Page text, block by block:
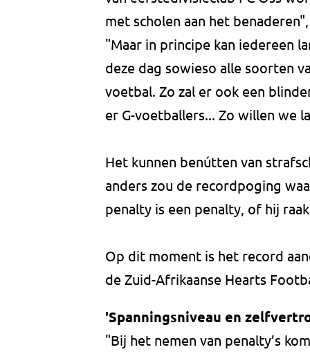
met scholen aan het
"Maar in principe kan iedereen
deze dag sowieso alle soorten
voetbal. Zo zal er ook een
er G-voetballers... Zo willen we
Het kunnen benútten van
anders zou de recordpoging
penalty is een penalty, of hij
Op dit moment is het record
de Zuid-Afrikaanse Hearts
'Spanningsniveau en
"Bij het nemen van penalty’s